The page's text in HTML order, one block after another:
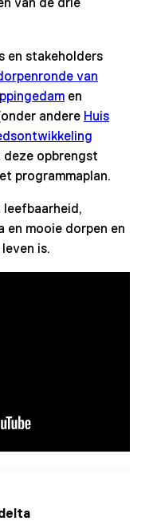
en stakeholders
van
en
andere Huis
deze opbrengst
programmaplan.
leefbaarheid,
en mooie dorpen en
is.